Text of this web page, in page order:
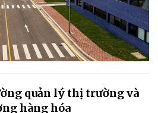
quản lý thị trường và
hàng hóa